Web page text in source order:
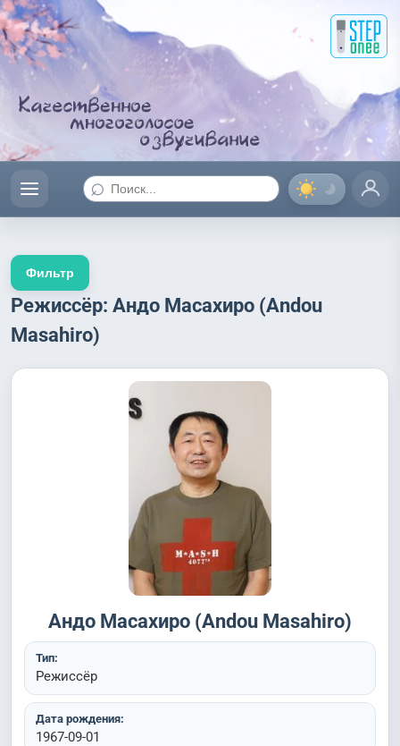
⌕
Режиссёр: Андо Масахиро (Andou
Masahiro)
Андо Масахиро (Andou Masahiro)
Тип:
Режиссёр
Дата рождения:
1967-09-01
Фильтр